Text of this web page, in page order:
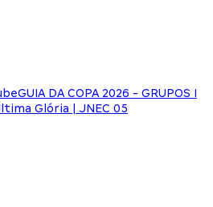
GUIA DA COPA 2026 - GRUPOS I
Glória | JNEC 05